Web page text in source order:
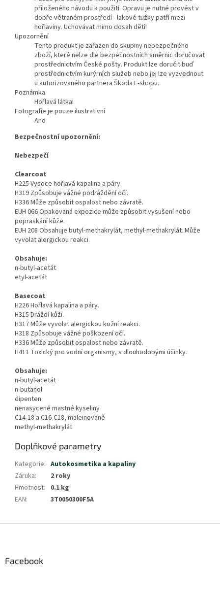
přiloženého návodu k použití. Opravu je nutné provést v
dobře větraném prostředí - lakové tužky patří mezi
hořlaviny. Uchovávat mimo dosah dětí!
Upozornění
Tento produkt je zařazen do skupiny nebezpečného
zboží, které nelze dle bezpečnostních směrnic doručovat
prostřednictvím České pošty. Produkt lze doručit buď
prostřednictvím kurýrních služeb nebo jej lze vyzvednout
u autorizovaného partnera Škoda E-shopu.
Poznámka
Hořlavá látka!
Fotografie je pouze ilustrativní
Ano
Bezpečnostní upozornění:
Nebezpečí
Clearcoat
H225 Vysoce hořlavá kapalina a páry.
H319 Způsobuje vážné podráždění očí.
H336 Může způsobit ospalost nebo závratě.
EUH 066 Opakovaná expozice může způsobit vysušení nebo
popraskání kůže.
EUH 208 Obsahuje butyl-methakrylát, methyl-methakrylát. Může
vyvolat alergickou reakci.
Obsahuje:
n-butyl-acetát
etyl-acetát
Basecoat
H226 Hořlavá kapalina a páry.
H315 Dráždí kůži.
H317 Může vyvolat alergickou kožní reakci.
H318 Způsobuje vážné poškození očí.
H336 Může způsobit ospalost nebo závratě.
H411 Toxický pro vodní organismy, s dlouhodobými účinky.
Obsahuje:
n-butyl-acetát
n-butanol
dipenten
nenasycené mastné kyseliny
C14-18 a C16-C18, maleinované
methyl-methakrylát
Doplňkové parametry
Kategorie: Autokosmetika a kapaliny
Záruka:
2 roky
Hmotnost:
0.1 kg
EAN: 3T0050300F5A
Facebook